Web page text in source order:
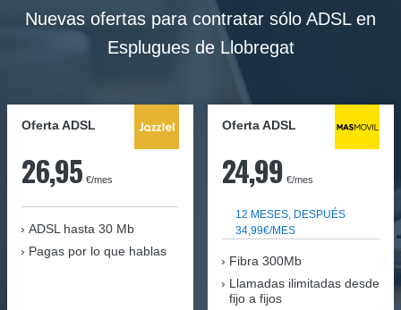
Nuevas ofertas para contratar sólo ADSL en
Esplugues de Llobregat
Oferta ADSL
26,95 €/mes
ADSL hasta 30 Mb
Pagas por lo que hablas
Oferta ADSL
24,99 €/mes
12 MESES, DESPUÉS
34,99€/MES
Fibra 300Mb
Llamadas ilimitadas desde
fijo a fijos